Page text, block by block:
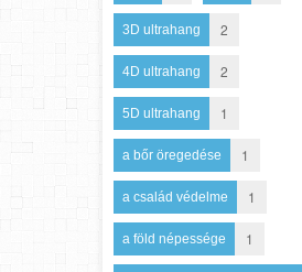
3D ultrahang 2
4D ultrahang 2
5D ultrahang 1
a bőr öregedése 1
a család védelme 1
a föld népessége 1